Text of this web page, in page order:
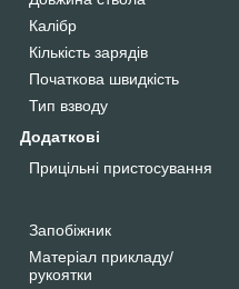
Калібр
Кількість зарядів
Початкова швидкість
Тип взводу
Додаткові
Прицільні пристосування
Запобіжник
Матеріал прикладу/
рукоятки